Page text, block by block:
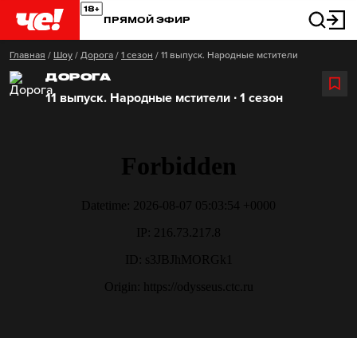
ПРЯМОЙ ЭФИР
Главная / Шоу / Дорога / 1 сезон / 11 выпуск. Народные мстители
ДОРОГА
11 выпуск. Народные мстители ∙ 1 сезон